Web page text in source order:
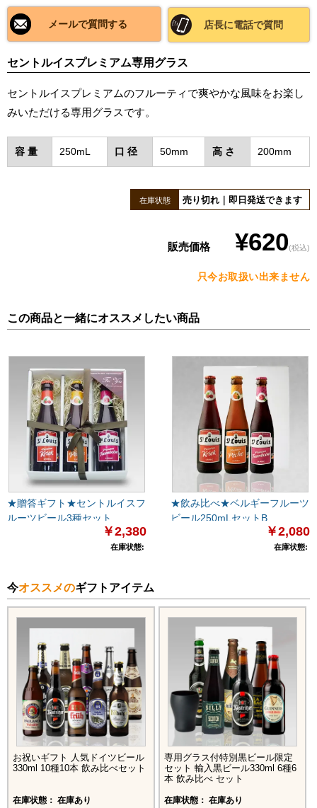
メールで質問する 店長に電話で質問
セントルイスプレミアム専用グラス
セントルイスプレミアムのフルーティで爽やかな風味をお楽し
みいただける専用グラスです。
容 量 250mL 口 径 50mm 高 さ 200mm
在庫状態 売り切れ｜即日発送できます
販売価格¥620(税込)
只今お取扱い出来ません
この商品と一緒にオススメしたい商品
★贈答ギフト★セントルイスフ
ルーツビール3種セット
￥2,380
在庫状態:
★飲み比べ★ベルギーフルーツ
ビール250mLセットB
￥2,080
在庫状態:
今オススメのギフトアイテム
お祝いギフト 人気ドイツビール
330ml 10種10本 飲み比べセット
在庫状態： 在庫あり
専用グラス付特別黒ビール限定
セット 輸入黒ビール330ml 6種6
本 飲み比べ セット
在庫状態： 在庫あり